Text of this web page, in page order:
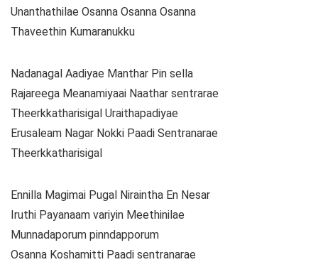
Unanthathilae Osanna Osanna Osanna
Thaveethin Kumaranukku
Nadanagal Aadiyae Manthar Pin sella
Rajareega Meanamiyaai Naathar sentrarae
Theerkkatharisigal Uraithapadiyae
Erusaleam Nagar Nokki Paadi Sentranarae
Theerkkatharisigal
Ennilla Magimai Pugal Niraintha En Nesar
Iruthi Payanaam variyin Meethinilae
Munnadaporum pinndapporum
Osanna Koshamitti Paadi sentranarae